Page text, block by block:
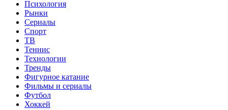
Психология
Рынки
Сериалы
Спорт
ТВ
Теннис
Технологии
Тренды
Фигурное катание
Фильмы и сериалы
Футбол
Хоккей